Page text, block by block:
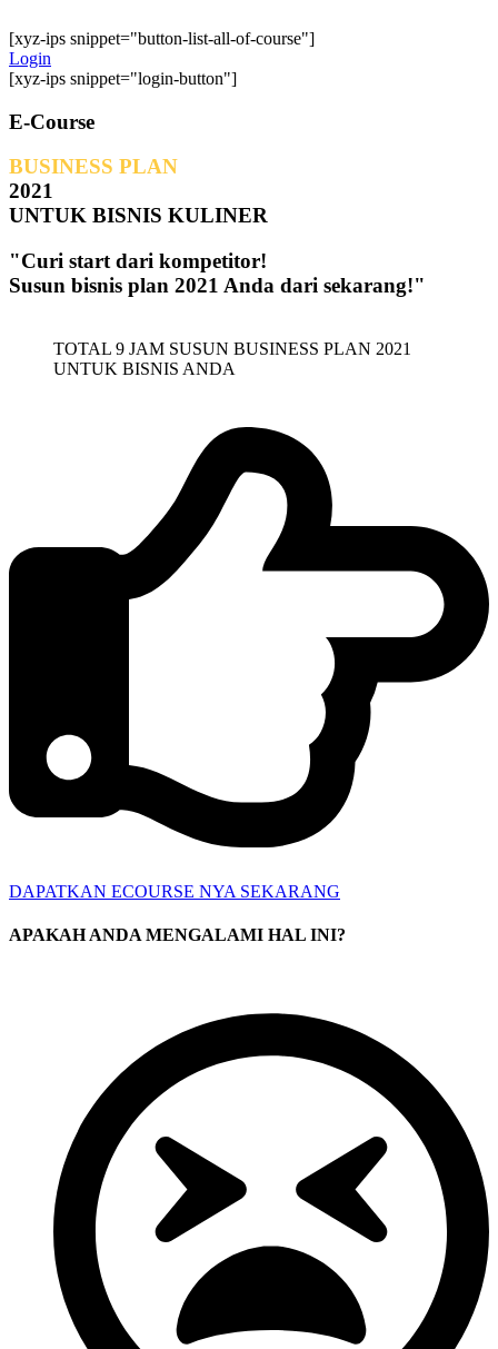
[xyz-ips snippet="button-list-all-of-course"]
Login
[xyz-ips snippet="login-button"]
E-Course
BUSINESS PLAN
2021
UNTUK BISNIS KULINER
"Curi start dari kompetitor!
Susun bisnis plan 2021 Anda dari sekarang!"
TOTAL 9 JAM SUSUN BUSINESS PLAN 2021
UNTUK BISNIS ANDA
DAPATKAN ECOURSE NYA SEKARANG
APAKAH ANDA MENGALAMI HAL INI?